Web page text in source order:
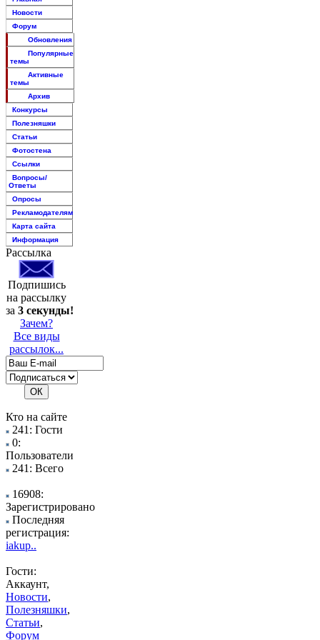
Новости
Форум
Обновления
Популярные
темы
Активные
темы
Архив
Конкурсы
Полезняшки
Статьи
Фотостена
Ссылки
Вопросы/
Ответы
Опросы
Рекламодателям
Карта сайта
Информация
Рассылка
Подпишись
на рассылку
за 3 секунды!
Зачем?
Все виды
рассылок...
Кто на сайте
241: Гости
0:
Пользователи
241: Всего
16908:
Зарегистрировано
Последняя
регистрация:
iakup..
Гости:
Аккаунт,
Новости,
Полезняшки,
Статьи,
Форум